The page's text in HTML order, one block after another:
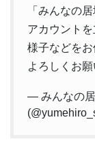
「みんなの
アカウント
様子などをお
よろしくお願
— みんなの